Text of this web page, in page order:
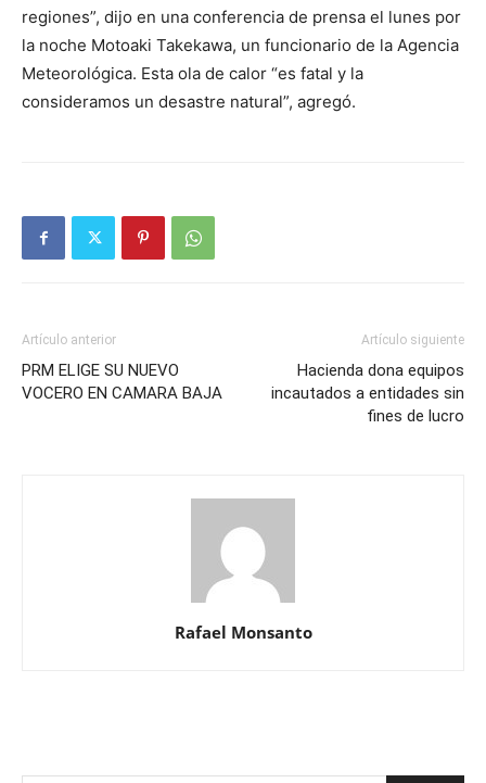
regiones”, dijo en una conferencia de prensa el lunes por
la noche Motoaki Takekawa, un funcionario de la Agencia
Meteorológica. Esta ola de calor “es fatal y la
consideramos un desastre natural”, agregó.
Artículo anterior
PRM ELIGE SU NUEVO
VOCERO EN CAMARA BAJA
Artículo siguiente
Hacienda dona equipos
incautados a entidades sin
fines de lucro
Rafael Monsanto